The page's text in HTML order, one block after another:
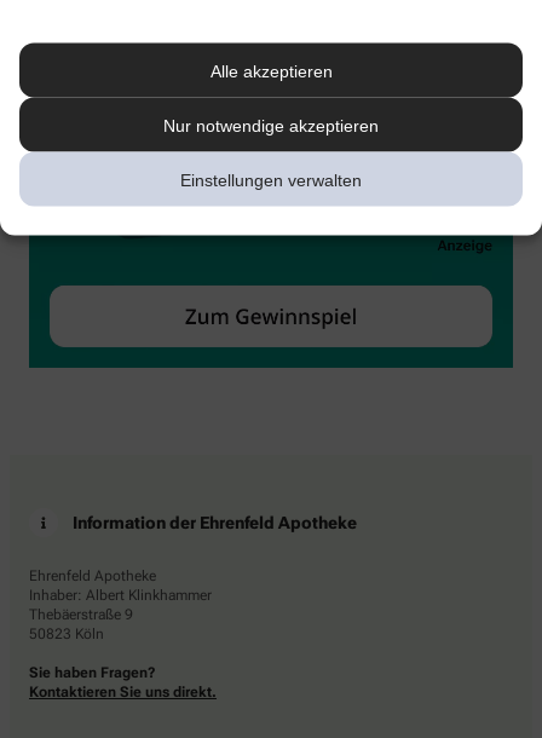
Alle akzeptieren
Nur notwendige akzeptieren
Einstellungen verwalten
Information der Ehrenfeld Apotheke
Ehrenfeld Apotheke
Inhaber: Albert Klinkhammer
Thebäerstraße 9
50823 Köln
Sie haben Fragen?
Kontaktieren Sie uns direkt.